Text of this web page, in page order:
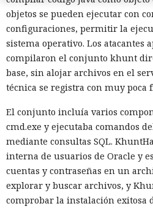
objetos se pueden ejecutar con
configuraciones, permitir la
sistema operativo. Los atacantes
compilaron el conjunto khunt
base, sin alojar archivos en el
técnica se registra con muy poca
El conjunto incluía varios
cmd.exe y ejecutaba comandos
mediante consultas SQL.
interna de usuarios de Oracle y
cuentas y contraseñas en un
explorar y buscar archivos, y
comprobar la instalación exitosa
Private Relay
WebKit localiza
al sitio
20:03 / 06.08.2026
Basta con abrir la página: ni